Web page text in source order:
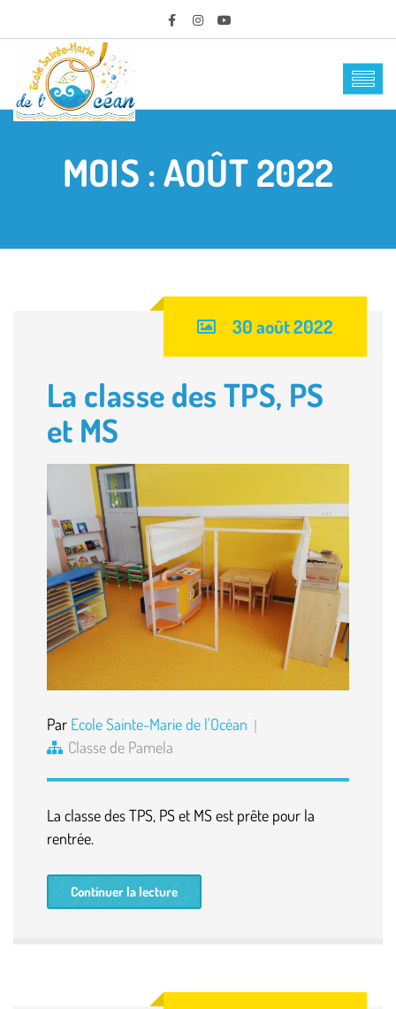
MOIS :AOÛT 2022
30 août 2022
La classe des TPS, PS
et MS
Par Ecole Sainte-Marie de l'Océan
Classe de Pamela
La classe des TPS, PS et MS est prête pour la
rentrée.
Continuer la lecture